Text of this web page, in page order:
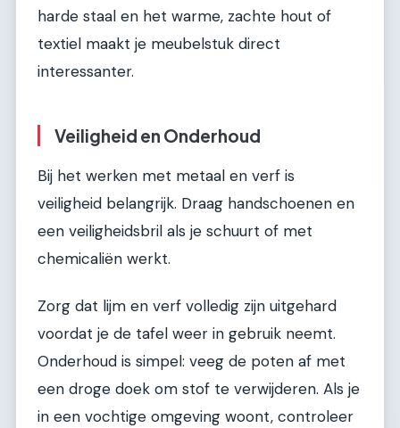
harde staal en het warme, zachte hout of
textiel maakt je meubelstuk direct
interessanter.
Veiligheid en Onderhoud
Bij het werken met metaal en verf is
veiligheid belangrijk. Draag handschoenen en
een veiligheidsbril als je schuurt of met
chemicaliën werkt.
Zorg dat lijm en verf volledig zijn uitgehard
voordat je de tafel weer in gebruik neemt.
Onderhoud is simpel: veeg de poten af met
een droge doek om stof te verwijderen. Als je
in een vochtige omgeving woont, controleer